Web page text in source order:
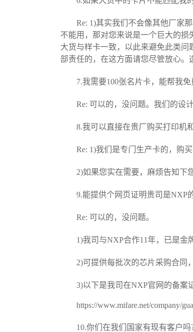
Re: 1)其实我们不会像其他厂家那
不能用，那对您来说是一个巨大的
大货与样卡一致，以此来避免此类
部责任的，在这方面请您尽管放心。
7.我需要100张名片卡，能帮我免
Re: 可以的，没问题。我们的设计
8.我可以直接在贵厂购买打印机和
Re: 1)我们是专门生产卡的，购买
2)如果您实在需要，麻烦告知下您
9.能提供个网页证明贵司是NXP
Re: 可以的，没问题。
1)我司与NXP合作11年，已是金
2)可提供每批次的芯片采购合同，
3)以下是我司在NXP官网的备案
https://www.mifare.net/company/
10.你们在我们国家有现有客户吗